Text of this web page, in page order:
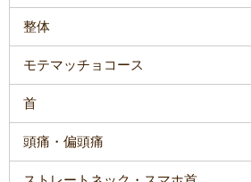
整体
モテマッチョコース
首
頭痛・偏頭痛